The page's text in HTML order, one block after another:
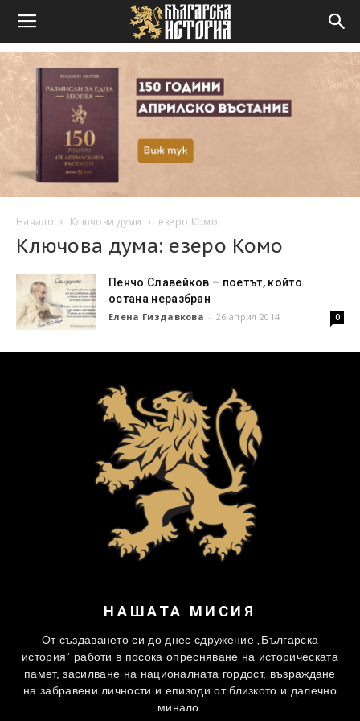
Начало Ключови думи езеро Комо
Ключова дума: езеро Комо
Пенчо Славейков – поетът, който
остана неразбран
Елена Гиздавкова - 26 април 2014 0
НАШАТА МИСИЯ
От създаването си до днес сдружение „Българска
история” работи в посока опресняване на историческата
памет, засилване на националната гордост, възраждане
на забравени личности и епизоди от близкото и далечно
минало.